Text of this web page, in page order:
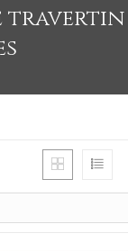
travertin